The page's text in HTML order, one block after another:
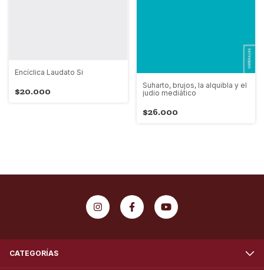
Encíclica Laudato Si
$20.000
Suharto, brujos, la alquibla y el
judio mediático
$26.000
CATEGORÍAS